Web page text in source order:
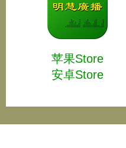
苹果Store
安卓Store